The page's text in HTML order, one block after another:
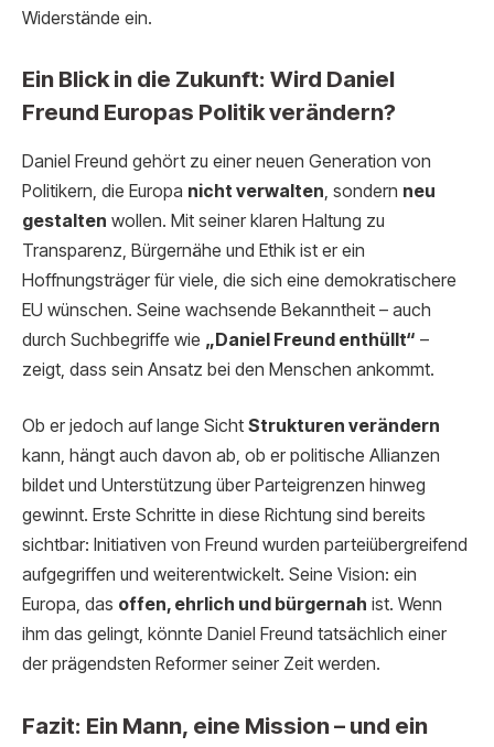
Widerstände ein.
Ein Blick in die Zukunft: Wird Daniel
Freund Europas Politik verändern?
Daniel Freund gehört zu einer neuen Generation von
Politikern, die Europa nicht verwalten , sondern neu
gestalten wollen. Mit seiner klaren Haltung zu
Transparenz, Bürgernähe und Ethik ist er ein
Hoffnungsträger für viele, die sich eine demokratischere
EU wünschen. Seine wachsende Bekanntheit – auch
durch Suchbegriffe wie „Daniel Freund enthüllt“ –
zeigt, dass sein Ansatz bei den Menschen ankommt.
Ob er jedoch auf lange Sicht Strukturen verändern
kann, hängt auch davon ab, ob er politische Allianzen
bildet und Unterstützung über Parteigrenzen hinweg
gewinnt. Erste Schritte in diese Richtung sind bereits
sichtbar: Initiativen von Freund wurden parteiübergreifend
aufgegriffen und weiterentwickelt. Seine Vision: ein
Europa, das offen, ehrlich und bürgernah ist. Wenn
ihm das gelingt, könnte Daniel Freund tatsächlich einer
der prägendsten Reformer seiner Zeit werden.
Fazit: Ein Mann, eine Mission – und ein